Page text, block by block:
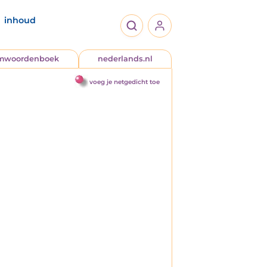
inhoud
nederlands.nl
voeg je netgedicht toe